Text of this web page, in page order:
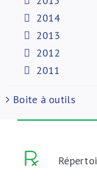
2014
2013
2012
2011
Boite à outils